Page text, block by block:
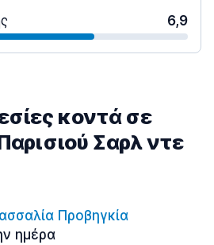
6,9
κοντά σε
Σαρλ ντε
Προβηγκία
ημέρα